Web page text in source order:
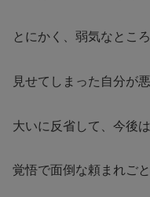
とにかく、弱気なとこ
見せてしまった自分が悪
大いに反省して、今後
覚悟で面倒な頼まれご